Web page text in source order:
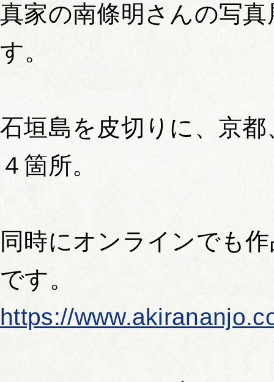
真家の南條明さんの写
す。
石垣島を皮切りに、京
４箇所。
同時にオンラインでも
です。
https://